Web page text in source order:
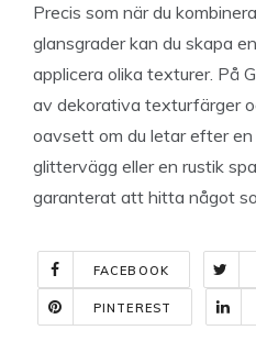
Precis som när du
glansgrader kan du skapa
applicera olika texturer. På
av dekorativa texturfärger
oavsett om du letar efter
glittervägg eller en rustik
garanterat att hitta något
FACEBOOK
PINTEREST